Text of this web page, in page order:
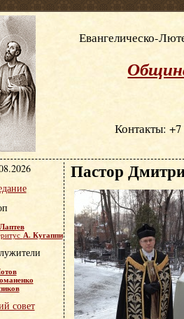
Евангелическо-
Контакты: +7
Пастор
А. Кугаппи
совет